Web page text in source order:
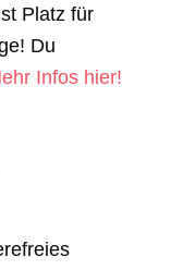
Platz für
Du
Infos hier!